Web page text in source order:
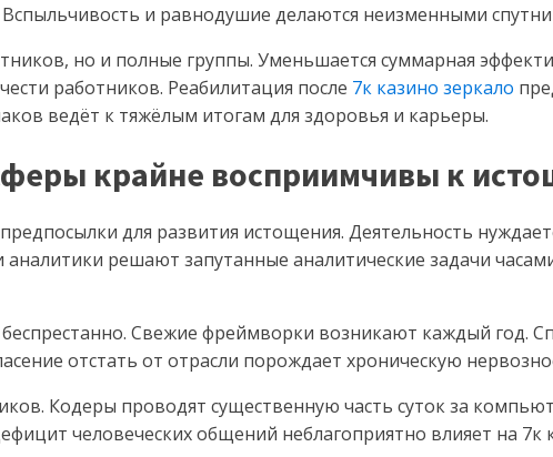
и равнодушие делаются неизменными
но и полные группы. Уменьшается суммарная
работников. Реабилитация после 7к казино зеркало
ведёт к тяжёлым итогам для здоровья и карьеры.
крайне восприимчивы к
для развития истощения. Деятельность
решают запутанные аналитические задачи
Свежие фреймворки возникают каждый год.
отстать от отрасли порождает хроническую
Кодеры проводят существенную часть суток за
человеческих общений неблагоприятно влияет на 7к